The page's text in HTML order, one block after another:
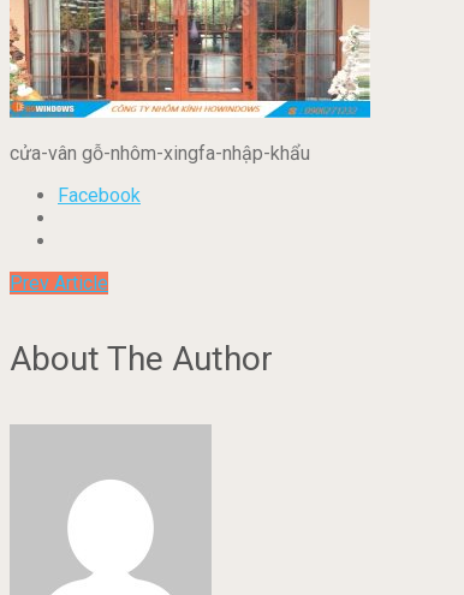
cửa-vân gỗ-nhôm-xingfa-nhập-khẩu
Facebook
Prev Article
About The Author